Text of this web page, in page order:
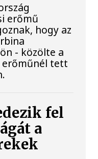
erőmű
hogy az
- közölte a
erőműnél tett
fel
a